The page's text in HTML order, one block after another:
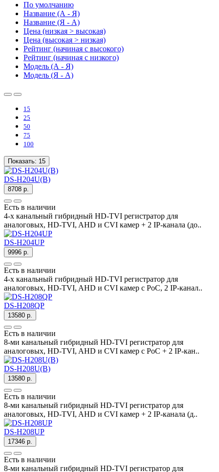
По умолчанию
Название (А - Я)
Название (Я - А)
Цена (низкая > высокая)
Цена (высокая > низкая)
Рейтинг (начиная с высокого)
Рейтинг (начиная с низкого)
Модель (А - Я)
Модель (Я - А)
15
25
50
75
100
Показать: 15
DS-H204U(B)
8708 р.
Есть в наличии
4-х канальный гибридный HD-TVI регистратор для
аналоговых, HD-TVI, AHD и CVI камер + 2 IP-канала (до..
DS-H204UP
9996 р.
Есть в наличии
4-х канальный гибридный HD-TVI регистратор для
аналоговых, HD-TVI, AHD и CVI камер с PoC, 2 IP-канал..
DS-H208QP
13580 р.
Есть в наличии
8-ми канальный гибридный HD-TVI регистратор для
аналоговых, HD-TVI, AHD и CVI камер c PoC + 2 IP-кан..
DS-H208U(B)
13580 р.
Есть в наличии
8-ми канальный гибридный HD-TVI регистратор для
аналоговых, HD-TVI, AHD и CVI камер + 2 IP-канала (д..
DS-H208UP
17346 р.
Есть в наличии
8-ми канальный гибридный HD-TVI регистратор для